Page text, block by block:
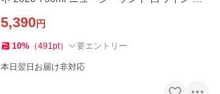
5,390円
10% （491pt） 要エントリー
本日翌日お届け非対応